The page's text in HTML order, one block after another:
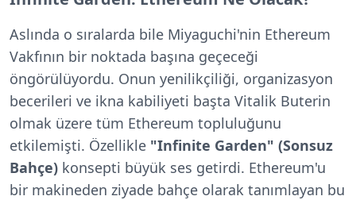
Aslında o sıralarda bile Miyaguchi'nin Ethereum
Vakfının bir noktada başına geçeceği
öngörülüyordu. Onun yenilikçiliği, organizasyon
becerileri ve ikna kabiliyeti başta Vitalik Buterin
olmak üzere tüm Ethereum topluluğunu
etkilemişti. Özellikle "Infinite Garden" (Sonsuz
Bahçe) konsepti büyük ses getirdi. Ethereum'u
bir makineden ziyade bahçe olarak tanımlayan bu